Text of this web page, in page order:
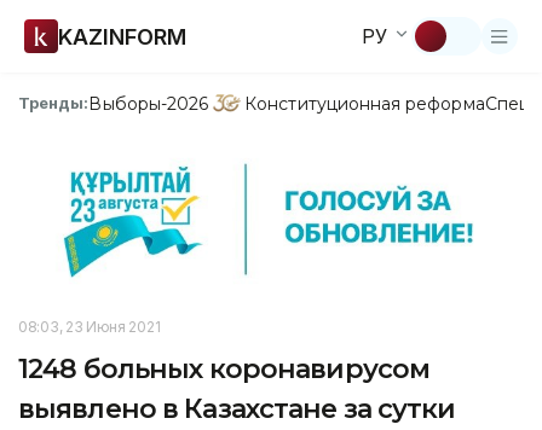
KAZINFORM РУ
Тренды:Выборы-2026 Конституционная реформа
08:03, 23 Июня 2021
1248 больных коронавирусом
выявлено в Казахстане за сутки